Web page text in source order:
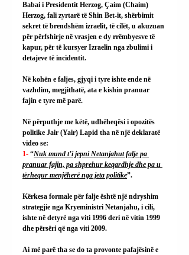
Babai i Presidentit Herzog, Çaim (Chaim)
Herzog, fali zyrtarë të Shin Bet-it, shërbimit
sekret të brendshëm izraelit, të cilët, u akuzuan
për përfshirje në vrasjen e dy rrëmbyesve të
kapur, për të kursyer Izraelin nga zbulimi i
detajeve të incidentit.
Në kohën e faljes, gjyqi i tyre ishte ende në
vazhdim, megjithatë, ata e kishin pranuar
fajin e tyre më parë.
Në përputhje me këtë, udhëheqësi i opozitës
politike Jair (Yair) Lapid tha në një deklaratë
video se:
1- “Nuk mund t’i jepni Netanjahut falje pa
pranuar fajin, pa shprehur keqardhje dhe pa u
tërhequr menjëherë nga jeta politike”.
Kërkesa formale për falje është një ndryshim
strategjie nga Kryeministri Netanjahu, i cili,
ishte në detyrë nga viti 1996 deri në vitin 1999
dhe përsëri që nga viti 2009.
Ai më parë tha se do ta provonte pafajësinë e